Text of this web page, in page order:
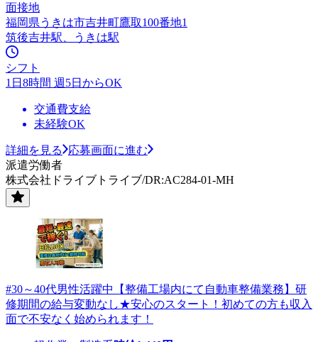
面接地
福岡県うきは市吉井町鷹取100番地1
筑後吉井駅、うきは駅
シフト
1日8時間 週5日からOK
交通費支給
未経験OK
詳細を見る
応募画面に進む
派遣労働者
株式会社ドライブトライブ/DR:AC284-01-MH
#30～40代男性活躍中【整備工場内にて自動車整備業務】研
修期間の給与変動なし★安心のスタート！初めての方も収入
面で不安なく始められます！